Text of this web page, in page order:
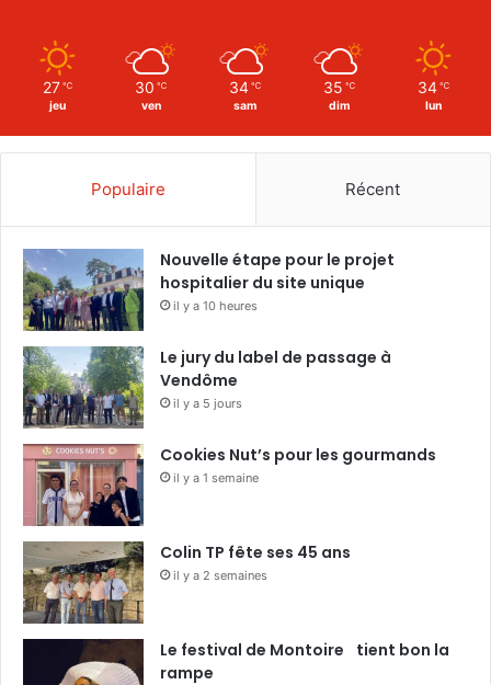
27 ℃
jeu
30 ℃
ven
34 ℃
sam
35 ℃
dim
34 ℃
lun
Populaire Récent
Nouvelle étape pour le projet
hospitalier du site unique
il y a 10 heures
Le jury du label de passage à
Vendôme
il y a 5 jours
Cookies Nut’s pour les gourmands
il y a 1 semaine
Colin TP fête ses 45 ans
il y a 2 semaines
Le festival de Montoire tient bon la
rampe